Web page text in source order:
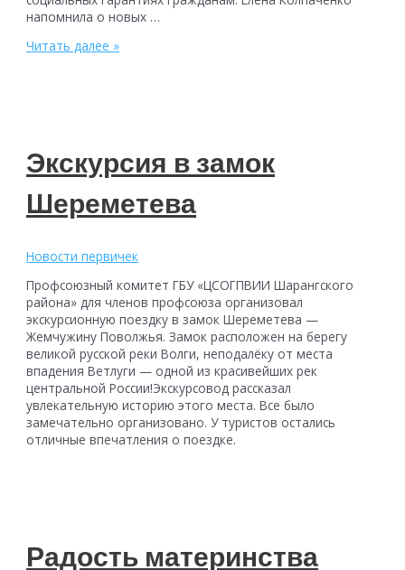
напомнила о новых …
Вопросы
встрече
с
профсоюзным
активом
бюджетной
сферы
Читать далее »
Экскурсия в замок
Шереметева
Новости первичек
Профсоюзный комитет ГБУ «ЦСОГПВИИ Шарангского
района» для членов профсоюза организовал
экскурсионную поездку в замок Шереметева —
Жемчужину Поволжья. Замок расположен на берегу
великой русской реки Волги, неподалёку от места
впадения Ветлуги — одной из красивейших рек
центральной России!Экскурсовод рассказал
увлекательную историю этого места. Все было
замечательно организовано. У туристов остались
отличные впечатления о поездке.
Радость материнства